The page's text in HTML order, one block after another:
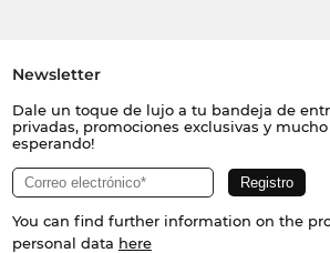
Newsletter
Dale un toque de lujo a tu bandeja de
privadas, promociones exclusivas y
esperando!
You can find further information on the
personal data here